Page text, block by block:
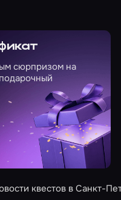
сюрпризом на
квестов в Санкт-